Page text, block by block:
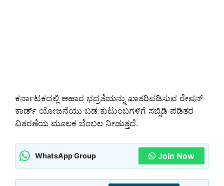
ಕರ್ನಾಟಕದಲ್ಲಿ ಆಹಾರ ಭದ್ರತೆಯನ್ನು ಖಾತರಿಪಡಿಸುವ ರೇಷನ್
ಕಾರ್ಡ್ ಯೋಜನೆಯು ಬಡ ಕುಟುಂಬಗಳಿಗೆ ಸಬ್ಸಿಡಿ ಪಡಿತರ
ವಿತರಣೆಯ ಮೂಲಕ ಬೆಂಬಲ ನೀಡುತ್ತದೆ.
WhatsApp Group Join Now